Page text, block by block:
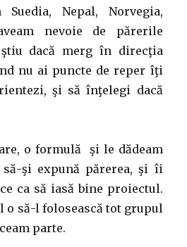
Nepal, Norvegia,
nevoie de părerile
dacă merg în direcţia
nu ai puncte de reper îţi
şi să înţelegi dacă
o formulă şi le dădeam
şi expună părerea, şi îi
ca să iasă bine proiectul.
o să-l folosească tot grupul
parte.